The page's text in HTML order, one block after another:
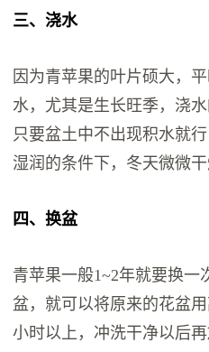
三、浇水
因为青苹果的叶片硕大，
水，尤其是生长旺季，浇
只要盆土中不出现积水就
湿润的条件下，冬天微微干
四、换盆
青苹果一般1~2年就要换一
盆，就可以将原来的花盆
小时以上，冲洗干净以后